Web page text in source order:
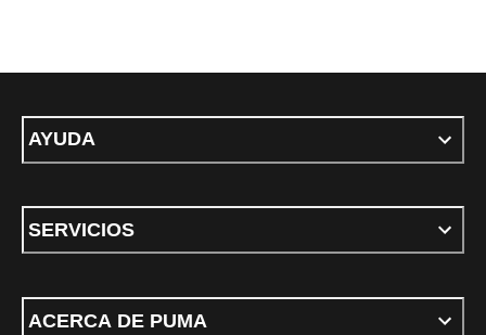
AYUDA
SERVICIOS
ACERCA DE PUMA